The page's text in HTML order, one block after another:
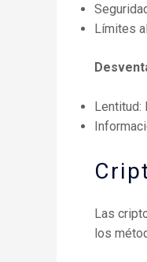
Límites
Las
los